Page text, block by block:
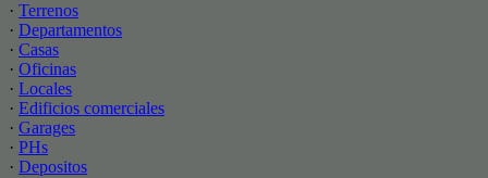
· Terrenos
· Departamentos
· Casas
· Oficinas
· Locales
· Edificios comerciales
· Garages
· PHs
· Depositos